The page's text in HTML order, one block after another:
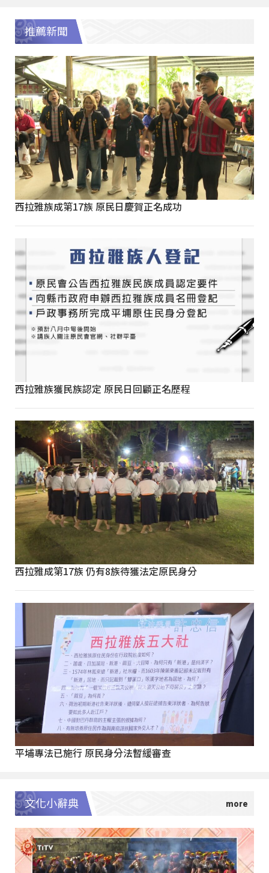
推薦新聞
西拉雅族成第17族 原民日慶賀正名成功
西拉雅族獲民族認定 原民日回顧正名歷程
西拉雅成第17族 仍有8族待獲法定原民身分
平埔專法已施行 原民身分法暫緩審查
文化小辭典